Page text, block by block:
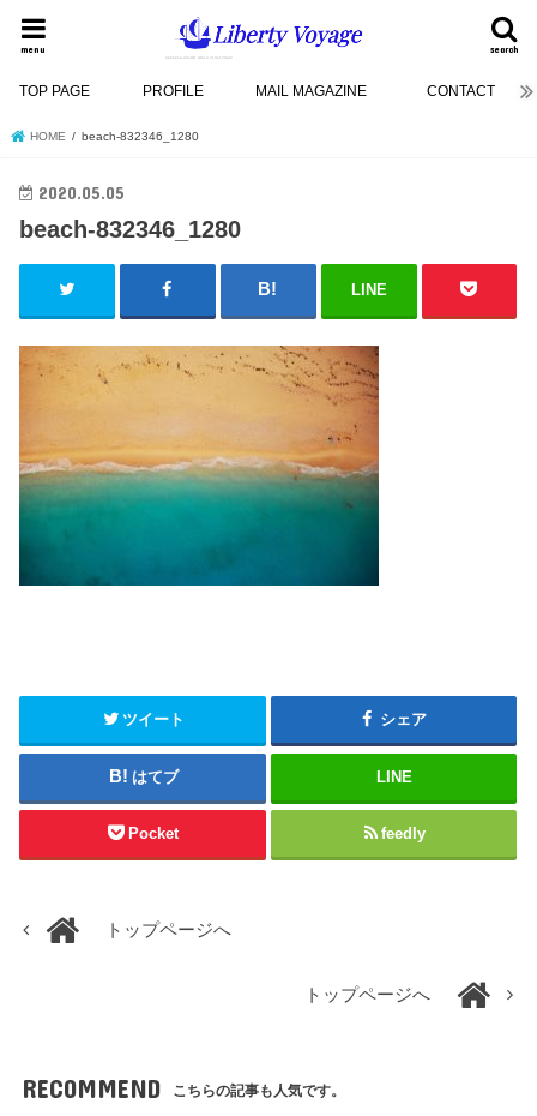
search
menu
TOP PAGE PROFILE MAIL MAGAZINE CONTACT
HOME beach-832346_1280
2020.05.05
beach-832346_1280
LINE
ツイート シェア
はてブ LINE
Pocket feedly
トップページへ
トップページへ
RECOMMEND こちらの記事も人気です。